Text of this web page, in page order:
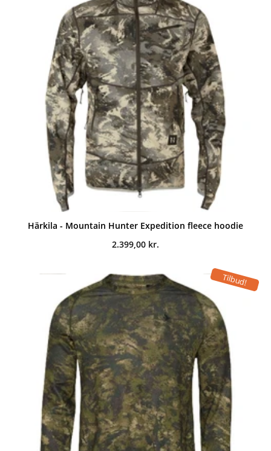
Härkila - Mountain Hunter Expedition fleece hoodie
2.399,00 kr.
Tilbud!